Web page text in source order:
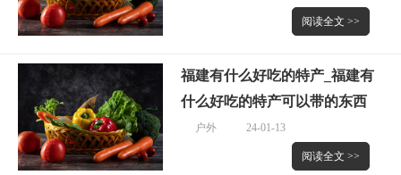
阅读全文 >>
福建有什么好吃的特产_福建有
什么好吃的特产可以带的东西
户外 24-01-13
阅读全文 >>